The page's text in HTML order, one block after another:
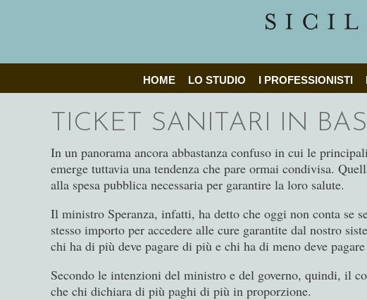
HOME LO STUDIO I PROFESSIONISTI
TICKET SANITARI IN
In un panorama ancora abbastanza confuso in cui le
emerge tuttavia una tendenza che pare ormai condivisa.
alla spesa pubblica necessaria per garantire la loro salute.
Il ministro Speranza, infatti, ha detto che oggi non conta se
stesso importo per accedere alle cure garantite dal nostro
chi ha di più deve pagare di più e chi ha di meno deve
Secondo le intenzioni del ministro e del governo, quindi, il
che chi dichiara di più paghi di più in proporzione.